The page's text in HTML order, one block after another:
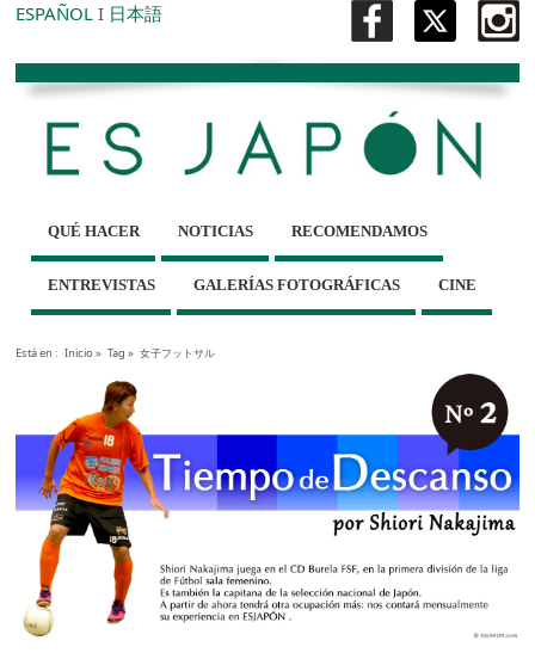
ESPAÑOL I 日本語
QUÉ HACER NOTICIAS RECOMENDAMOS
ENTREVISTAS GALERÍAS FOTOGRÁFICAS CINE
Está en : Inicio» Tag » 女子フットサル